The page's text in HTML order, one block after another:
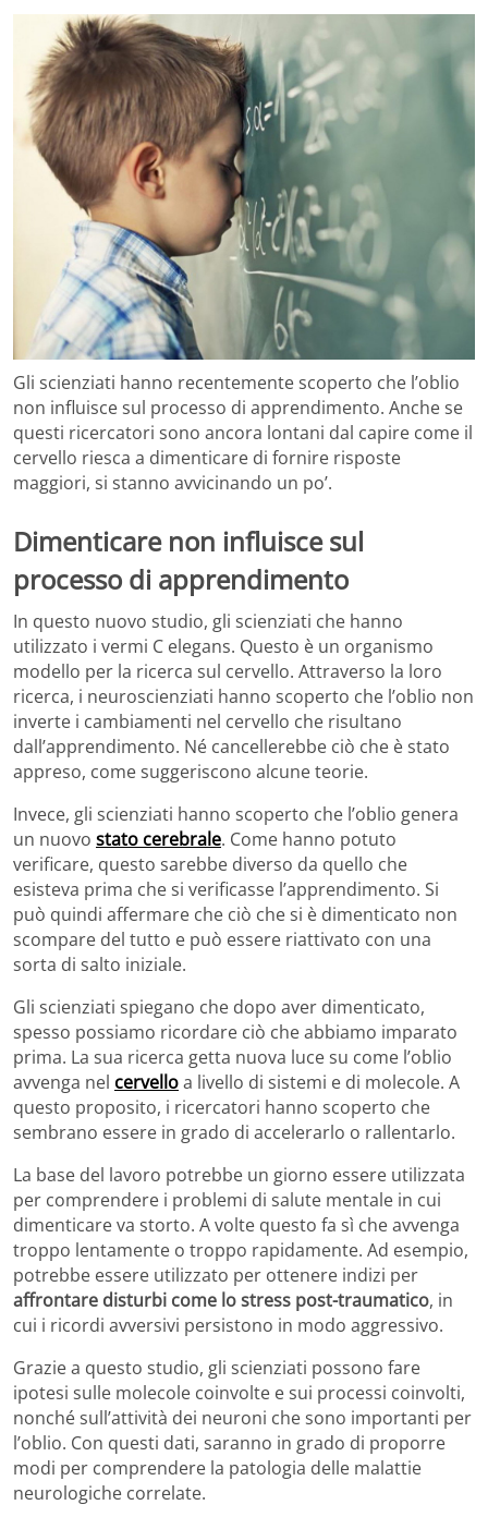
Gli scienziati hanno recentemente scoperto che l’oblio
non influisce sul processo di apprendimento. Anche se
questi ricercatori sono ancora lontani dal capire come il
cervello riesca a dimenticare di fornire risposte
maggiori, si stanno avvicinando un po’.
Dimenticare non influisce sul
processo di apprendimento
In questo nuovo studio, gli scienziati che hanno
utilizzato i vermi C elegans. Questo è un organismo
modello per la ricerca sul cervello. Attraverso la loro
ricerca, i neuroscienziati hanno scoperto che l’oblio non
inverte i cambiamenti nel cervello che risultano
dall’apprendimento. Né cancellerebbe ciò che è stato
appreso, come suggeriscono alcune teorie.
Invece, gli scienziati hanno scoperto che l’oblio genera
un nuovo stato cerebrale. Come hanno potuto
verificare, questo sarebbe diverso da quello che
esisteva prima che si verificasse l’apprendimento. Si
può quindi affermare che ciò che si è dimenticato non
scompare del tutto e può essere riattivato con una
sorta di salto iniziale.
Gli scienziati spiegano che dopo aver dimenticato,
spesso possiamo ricordare ciò che abbiamo imparato
prima. La sua ricerca getta nuova luce su come l’oblio
avvenga nel cervelloa livello di sistemi e di molecole. A
questo proposito, i ricercatori hanno scoperto che
sembrano essere in grado di accelerarlo o rallentarlo.
La base del lavoro potrebbe un giorno essere utilizzata
per comprendere i problemi di salute mentale in cui
dimenticare va storto. A volte questo fa sì che avvenga
troppo lentamente o troppo rapidamente. Ad esempio,
potrebbe essere utilizzato per ottenere indizi per
affrontare disturbi come lo stress post-traumatico, in
cui i ricordi avversivi persistono in modo aggressivo.
Grazie a questo studio, gli scienziati possono fare
ipotesi sulle molecole coinvolte e sui processi coinvolti,
nonché sull’attività dei neuroni che sono importanti per
l’oblio. Con questi dati, saranno in grado di proporre
modi per comprendere la patologia delle malattie
neurologiche correlate.